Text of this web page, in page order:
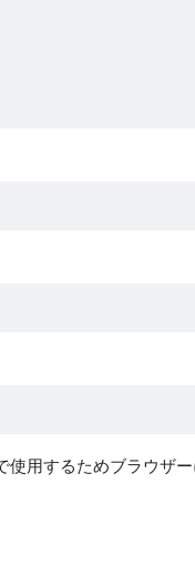
使用するためブラウザ